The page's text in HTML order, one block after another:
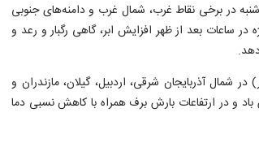
در برخی نقاط غرب، شمال غرب و دامنه‌های جنوبی
در ساعات بعد از ظهر افزایش ابر، گاهی رگبار و رعد و
کارشناس هواشناسی؛ روز یکشنبه (۲۹ مهر) در شمال آذربایجان شرقی، اردبیل، گیلان، مازندران و
و در ارتفاعات بارش برف همراه با کاهش نسبی دما